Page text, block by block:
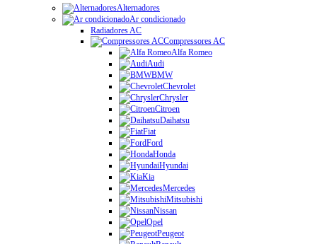
Alternadores
Ar condicionado
Radiadores AC
Compressores AC
Alfa Romeo
Audi
BMW
Chevrolet
Chrysler
Citroen
Daihatsu
Fiat
Ford
Honda
Hyundai
Kia
Mercedes
Mitsubishi
Nissan
Opel
Peugeot